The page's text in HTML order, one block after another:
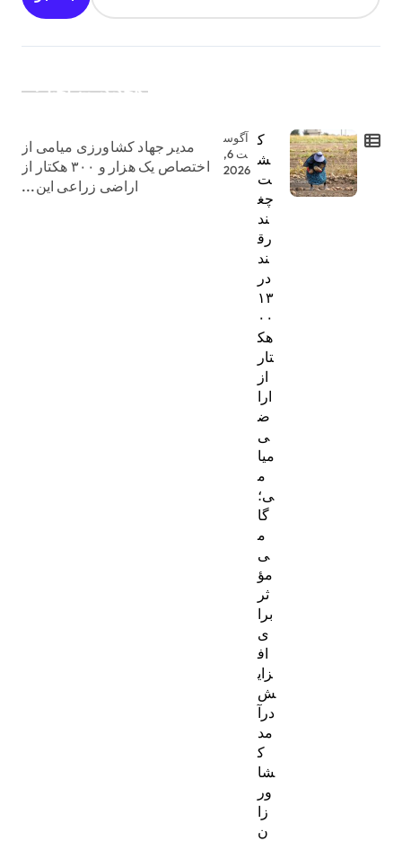
جدیدترین اخبار:
ک
ش
ت
چغ
ند
رق
ند
در
۱۳
۰۰
هک
تار
از
ارا
ض
ی
میا
م
ی؛
گا
م
ی
مؤ
ثر
برا
ی
اف
زای
ش
درآ
مد
ک
شا
ور
زا
ن
آگوس
ت 6,
2026
مدیر جهاد کشاورزی میامی از
اختصاص یک هزار و ۳۰۰ هکتار از
اراضی زراعی این...